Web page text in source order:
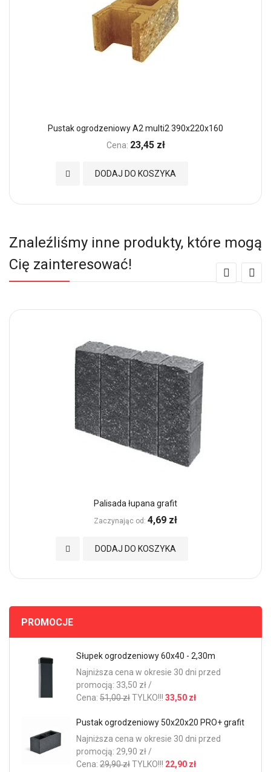
Pustak ogrodzeniowy A2 multi2 390x220x160
Cena: 23,45 zł
DODAJ DO KOSZYKA
Dodaj do Ulubionych
Znaleźliśmy inne produkty, które mogą
Cię zainteresować!
Palisada łupana grafit
Zaczynając od 4,69 zł
DODAJ DO KOSZYKA
Dodaj do Ulubionych
PROMOCJE
Słupek ogrodzeniowy 60x40 - 2,30m
Najniższa cena w okresie 30 dni przed
promocją: 33,50 zł /
Cena: 51,00 złTYLKO!!! 33,50 zł
Pustak ogrodzeniowy 50x20x20 PRO+ grafit
Najniższa cena w okresie 30 dni przed
promocją: 29,90 zł /
Cena: 29,90 złTYLKO!!! 22,90 zł